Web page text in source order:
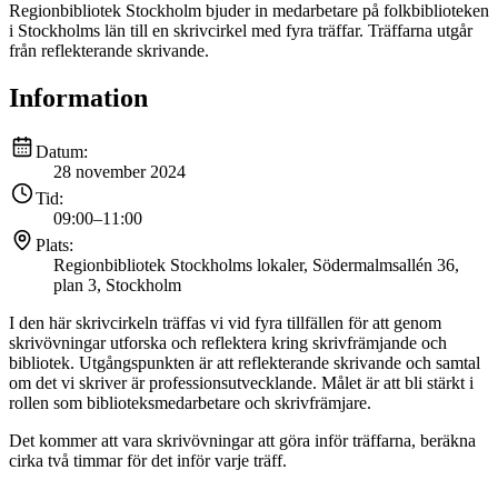
Regionbibliotek Stockholm bjuder in medarbetare på folkbiblioteken
i Stockholms län till en skrivcirkel med fyra träffar. Träffarna utgår
från reflekterande skrivande.
Information
Datum:
28 november 2024
Tid:
09:00–11:00
Plats:
Regionbibliotek Stockholms lokaler, Södermalmsallén 36,
plan 3, Stockholm
I den här skrivcirkeln träffas vi vid fyra tillfällen för att genom
skrivövningar utforska och reflektera kring skrivfrämjande och
bibliotek. Utgångspunkten är att reflekterande skrivande och samtal
om det vi skriver är professionsutvecklande. Målet är att bli stärkt i
rollen som biblioteksmedarbetare och skrivfrämjare.
Det kommer att vara skrivövningar att göra inför träffarna, beräkna
cirka två timmar för det inför varje träff.